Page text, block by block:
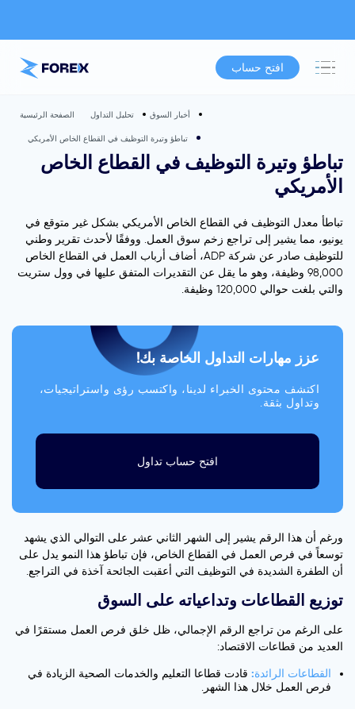
افتح حساب
الصفحة الرئيسية تحليل التداول أخبار السوق
تباطؤ وتيرة التوظيف في القطاع الخاص الأمريكي
تباطؤ وتيرة التوظيف في القطاع الخاص
الأمريكي
تباطأ معدل التوظيف في القطاع الخاص الأمريكي بشكل غير متوقع في
يونيو، مما يشير إلى تراجع زخم سوق العمل. ووفقًا لأحدث تقرير وطني
للتوظيف صادر عن شركة ADP، أضاف أرباب العمل في القطاع الخاص
98,000 وظيفة، وهو ما يقل عن التقديرات المتفق عليها في وول ستريت
والتي بلغت حوالي 120,000 وظيفة.
عزز مهارات التداول الخاصة بك!
اكتشف محتوى الخبراء لدينا، واكتسب رؤى واستراتيجيات،
وتداول بثقة.
افتح حساب تداول
ورغم أن هذا الرقم يشير إلى الشهر الثاني عشر على التوالي الذي يشهد
توسعاً في فرص العمل في القطاع الخاص، فإن تباطؤ هذا النمو يدل على
أن الطفرة الشديدة في التوظيف التي أعقبت الجائحة آخذة في التراجع.
توزيع القطاعات وتداعياته على السوق
على الرغم من تراجع الرقم الإجمالي، ظل خلق فرص العمل مستقرًا في
العديد من قطاعات الاقتصاد:
القطاعات الرائدة: قادت قطاعا التعليم والخدمات الصحية الزيادة في
فرص العمل خلال هذا الشهر.